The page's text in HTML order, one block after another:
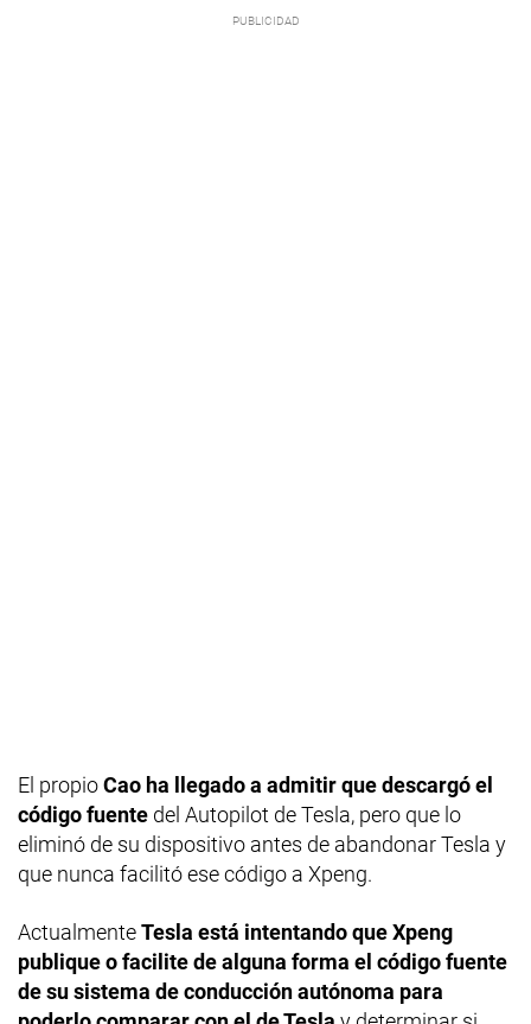
El propioCao ha llegado a admitir que descargó el
código fuente del Autopilot de Tesla, pero que lo
eliminó de su dispositivo antes de abandonar Tesla y
que nunca facilitó ese código a Xpeng.
ActualmenteTesla está intentando que Xpeng
publique o facilite de alguna forma el código fuente
de su sistema de conducción autónoma para